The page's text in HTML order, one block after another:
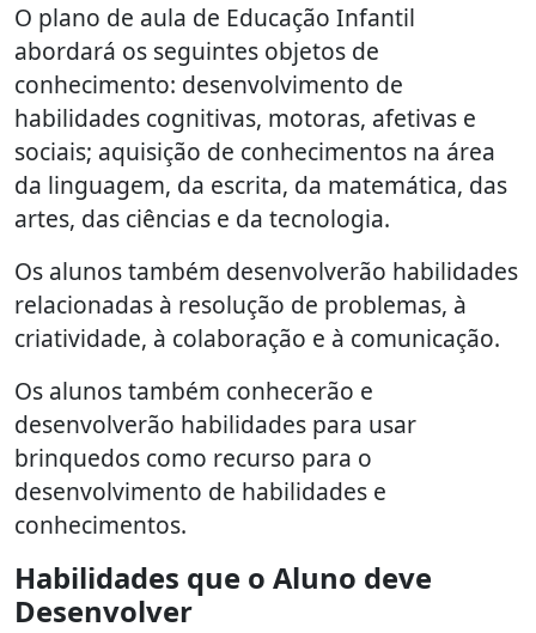
O plano de aula de Educação Infantil
abordará os seguintes objetos de
conhecimento: desenvolvimento de
habilidades cognitivas, motoras, afetivas e
sociais; aquisição de conhecimentos na área
da linguagem, da escrita, da matemática, das
artes, das ciências e da tecnologia.
Os alunos também desenvolverão habilidades
relacionadas à resolução de problemas, à
criatividade, à colaboração e à comunicação.
Os alunos também conhecerão e
desenvolverão habilidades para usar
brinquedos como recurso para o
desenvolvimento de habilidades e
conhecimentos.
Habilidades que o Aluno deve
Desenvolver